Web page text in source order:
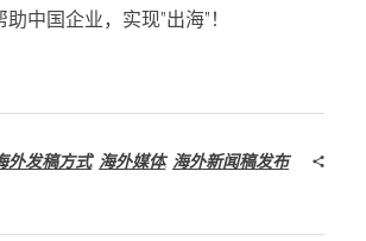
中国企业，实现”出海”！
外发稿方式, 海外媒体, 海外新闻稿发布